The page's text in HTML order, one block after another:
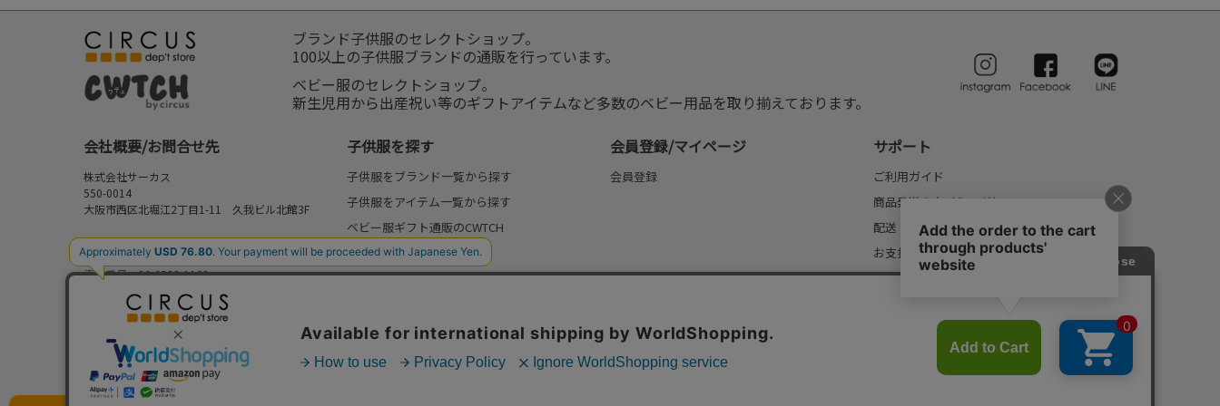
ブランド子供服のセレクトショップ。
100以上の子供服ブランドの通販を行っています。
ベビー服のセレクトショップ。
新生児用から出産祝い等のギフトアイテムなど多数のベビー用品を取り揃えております。
会社概要/お問合せ先
株式会社サーカス
550-0014
大阪市西区北堀江2丁目1-11 久我ビル北館3F
お問合せ先
⇒FAQ/お問合せフォーム
電話番号：06-6538-1163
営業時間：10:00-17:00
定休日：日曜・祝日
子供服を探す
子供服をブランド一覧から探す
子供服をアイテム一覧から探す
ベビー服ギフト通販のCWTCH
新作
再入荷
セール
my focus(よみもの)
会員登録/マイページ
会員登録
サポート
ご利用ガイド
商品発送のタイミングについて
配送・送料について
お支払いについて
返品・交換について